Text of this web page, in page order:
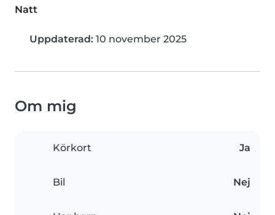
Natt
Uppdaterad: 10 november 2025
Om mig
Körkort Ja
Bil Nej